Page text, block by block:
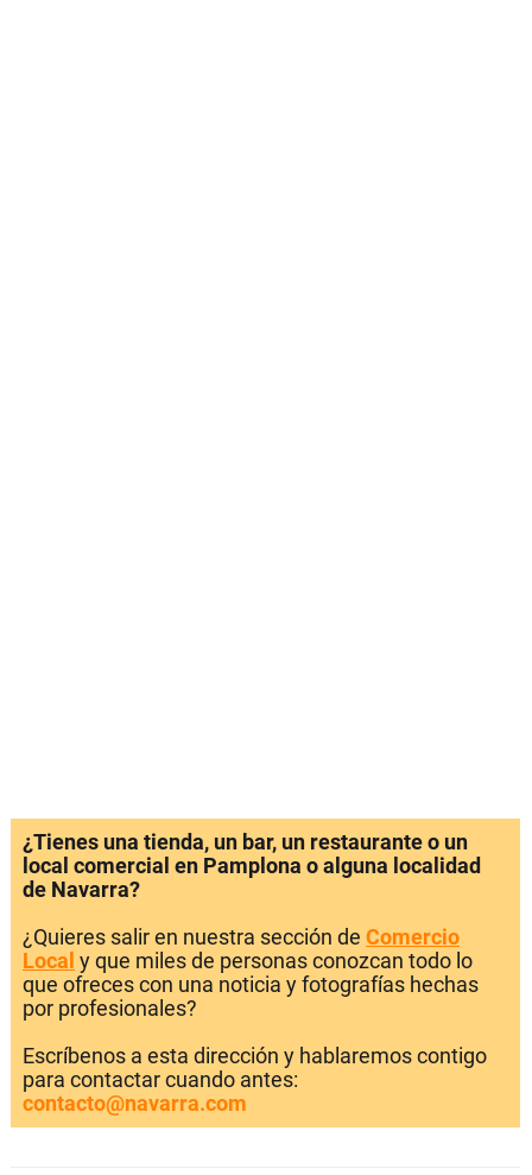
¿Tienes una tienda, un bar, un restaurante o un
local comercial en Pamplona o alguna localidad
de Navarra?
¿Quieres salir en nuestra sección de Comercio
Local y que miles de personas conozcan todo lo
que ofreces con una noticia y fotografías hechas
por profesionales?
Escríbenos a esta dirección y hablaremos contigo
para contactar cuando antes:
contacto@navarra.com